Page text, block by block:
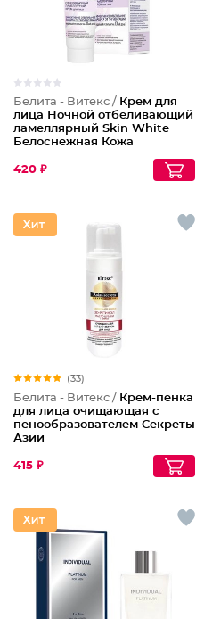
Белита - Витекс / Крем для
лица Ночной отбеливающий
ламеллярный Skin White
Белоснежная Кожа
420 ₽
(33)
Белита - Витекс / Крем-пенка
для лица очищающая с
пенообразователем Секреты
Азии
415 ₽